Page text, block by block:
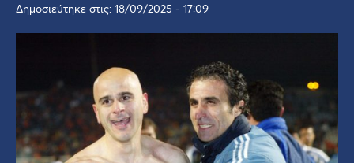
Δημοσιεύτηκε στις: 18/09/2025 - 17:09